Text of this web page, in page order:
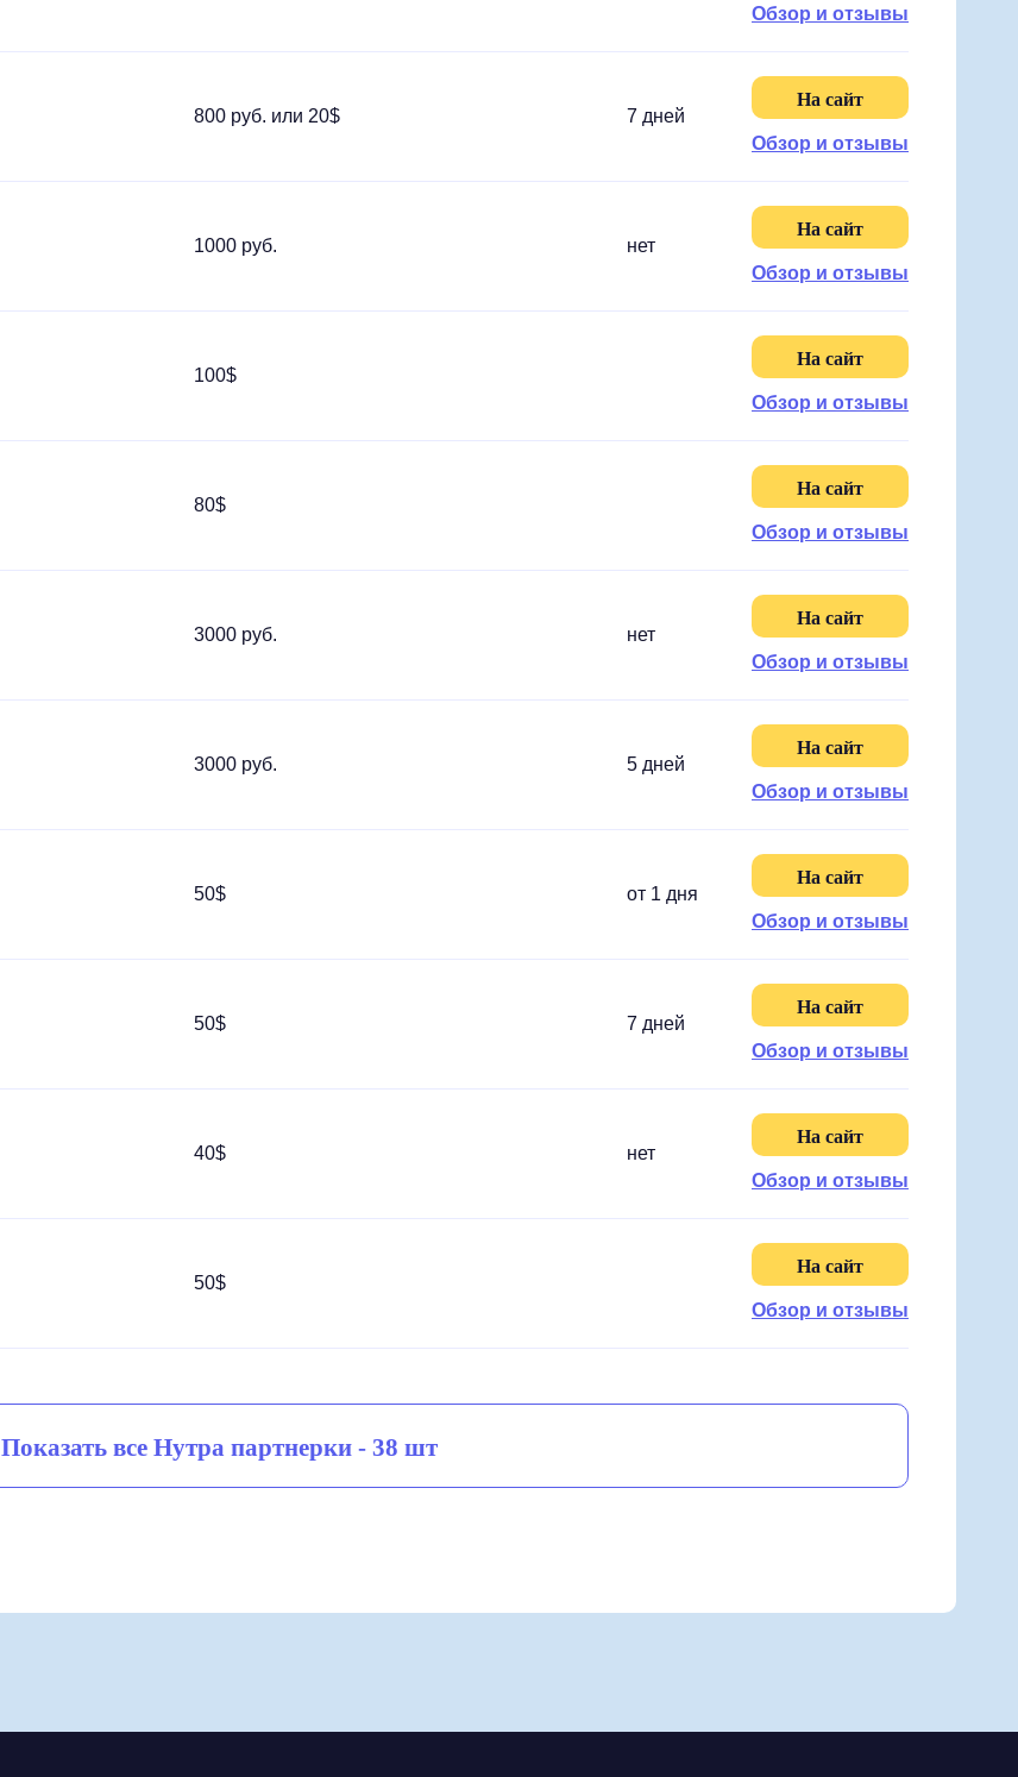
Обзор и отзывы
800 руб. или 20$ 7 дней
На сайт
Обзор и отзывы
1000 руб. нет
На сайт
Обзор и отзывы
100$
На сайт
Обзор и отзывы
80$
На сайт
Обзор и отзывы
3000 руб. нет
На сайт
Обзор и отзывы
3000 руб. 5 дней
На сайт
Обзор и отзывы
50$ от 1 дня
На сайт
Обзор и отзывы
50$ 7 дней
На сайт
Обзор и отзывы
40$ нет
На сайт
Обзор и отзывы
50$
На сайт
Обзор и отзывы
Показать все Нутра партнерки - 38 шт